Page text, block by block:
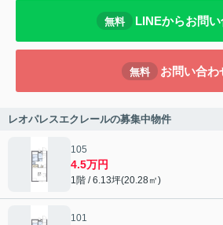
無料 LINEからお問
無料 お問い合わ
レオパレスエクレールの募集中物件
105
4.5万円
1階 / 6.13坪(20.28㎡)
101